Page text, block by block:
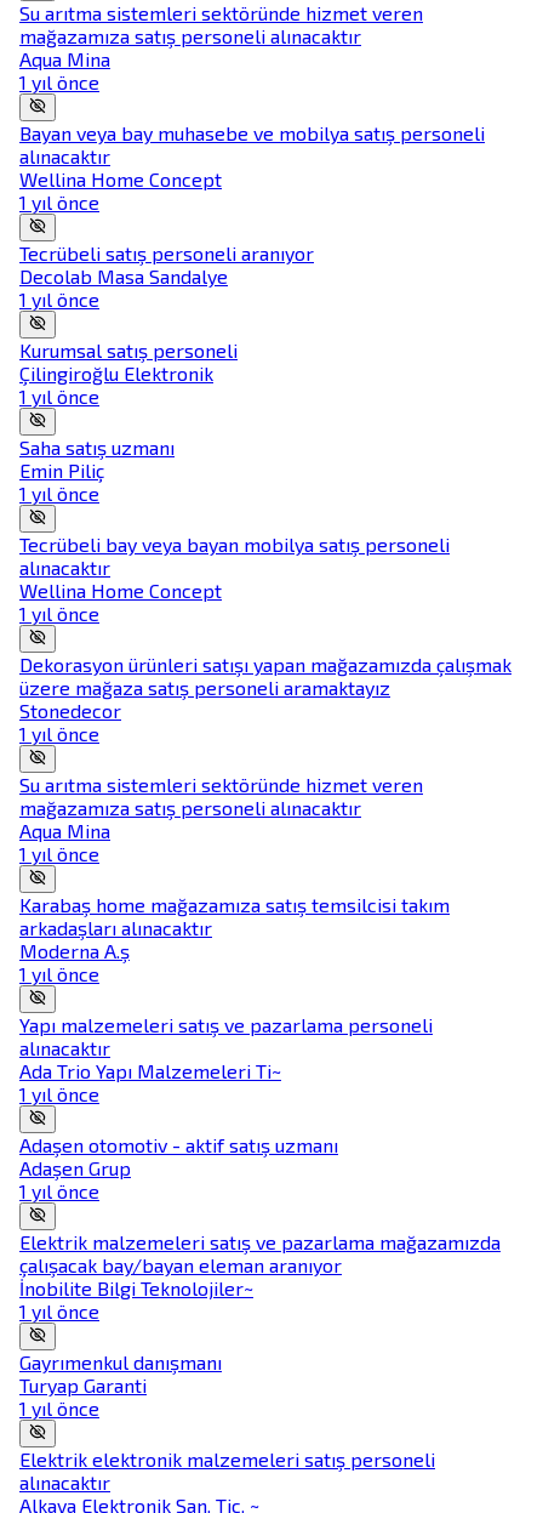
Su arıtma sistemleri sektöründe hizmet veren
mağazamıza satış personeli alınacaktır
Aqua Mina
1 yıl önce
Bayan veya bay muhasebe ve mobilya satış personeli
alınacaktır
Wellina Home Concept
1 yıl önce
Tecrübeli satış personeli aranıyor
Decolab Masa Sandalye
1 yıl önce
Kurumsal satış personeli
Çilingiroğlu Elektronik
1 yıl önce
Saha satış uzmanı
Emin Piliç
1 yıl önce
Tecrübeli bay veya bayan mobilya satış personeli
alınacaktır
Wellina Home Concept
1 yıl önce
Dekorasyon ürünleri satışı yapan mağazamızda çalışmak
üzere mağaza satış personeli aramaktayız
Stonedecor
1 yıl önce
Su arıtma sistemleri sektöründe hizmet veren
mağazamıza satış personeli alınacaktır
Aqua Mina
1 yıl önce
Karabaş home mağazamıza satış temsilcisi takım
arkadaşları alınacaktır
Moderna A.ş
1 yıl önce
Yapı malzemeleri satış ve pazarlama personeli
alınacaktır
Ada Trio Yapı Malzemeleri Ti~
1 yıl önce
Adaşen otomotiv - aktif satış uzmanı
Adaşen Grup
1 yıl önce
Elektrik malzemeleri satış ve pazarlama mağazamızda
çalışacak bay/bayan eleman aranıyor
İnobilite Bilgi Teknolojiler~
1 yıl önce
Gayrımenkul danışmanı
Turyap Garanti
1 yıl önce
Elektrik elektronik malzemeleri satış personeli
alınacaktır
Alkaya Elektronik San. Tic. ~